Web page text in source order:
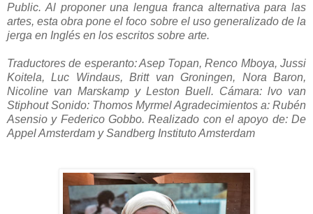
Public. Al proponer una lengua franca alternativa para las
artes, esta obra pone el foco sobre el uso generalizado de la
jerga en Inglés en los escritos sobre arte.
Traductores de esperanto: Asep Topan, Renco Mboya, Jussi
Koitela, Luc Windaus, Britt van Groningen, Nora Baron,
Nicoline van Marskamp y Leston Buell. Cámara: lvo van
Stiphout Sonido: Thomos Myrmel Agradecimientos a: Rubén
Asensio y Federico Gobbo.Realizado con el apoyo de: De
Appel Amsterdam y Sandberg Instituto Amsterdam